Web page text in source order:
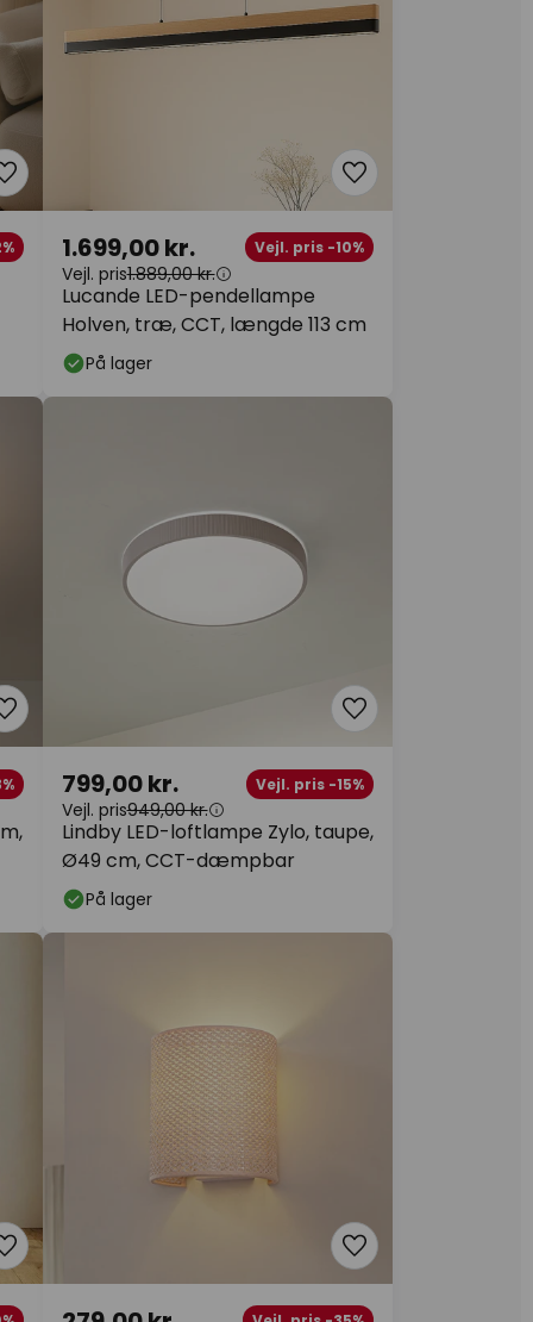
Lucande LED-pendellampe
Holven, træ, CCT, længde 113 cm
1.699,00 kr. Vejl. pris -10%
Vejl. pris1.889,00 kr.
På lager
Lindby LED-loftlampe Zylo, taupe,
Ø49 cm, CCT-dæmpbar
799,00 kr. Vejl. pris -15%
Vejl. pris949,00 kr.
På lager